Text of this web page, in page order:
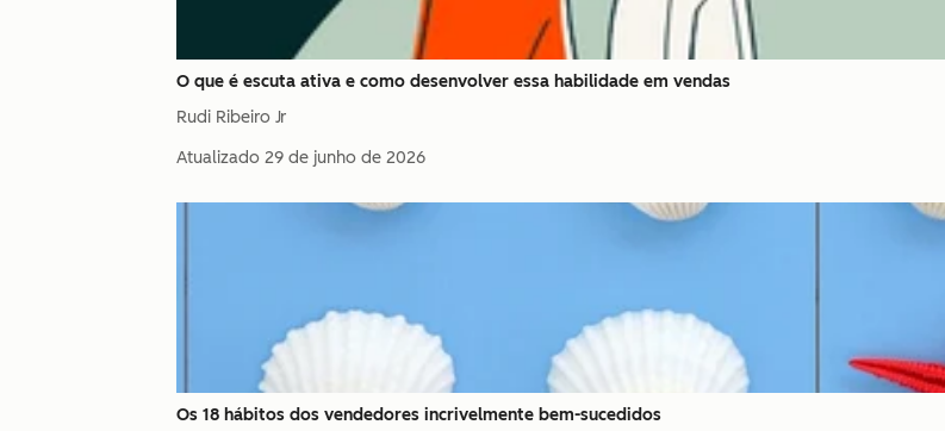
O que é escuta ativa e como desenvolver essa habilidade em vendas
Rudi Ribeiro Jr
Atualizado 29 de junho de 2026
Os 18 hábitos dos vendedores incrivelmente bem-sucedidos